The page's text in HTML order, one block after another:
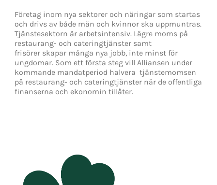
Företag inom nya sektorer och näringar som startas
och drivs av både män och kvinnor ska uppmuntras.
Tjänstesektorn är arbetsintensiv. Lägre moms på
restaurang- och cateringtjänster samt
frisörer skapar många nya jobb, inte minst för
ungdomar. Som ett första steg vill Alliansen under
kommande mandatperiod halvera tjänstemomsen
på restaurang- och cateringtjänster när de offentliga
finanserna och ekonomin tillåter.